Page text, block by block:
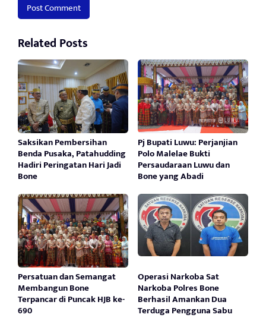
Related Posts
Saksikan Pembersihan
Benda Pusaka, Patahudding
Hadiri Peringatan Hari Jadi
Bone
Pj Bupati Luwu: Perjanjian
Polo Malelae Bukti
Persaudaraan Luwu dan
Bone yang Abadi
Persatuan dan Semangat
Membangun Bone
Terpancar di Puncak HJB ke-
690
Operasi Narkoba Sat
Narkoba Polres Bone
Berhasil Amankan Dua
Terduga Pengguna Sabu